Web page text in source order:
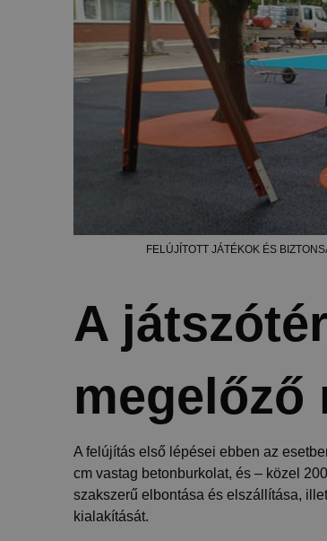
FELÚJÍTOTT JÁTÉKOK ÉS
A
megelőző
A felújítás első lépései ebben az
cm vastag betonburkolat, és – közel
szakszerű elbontása és elszállítása,
kialakítását.